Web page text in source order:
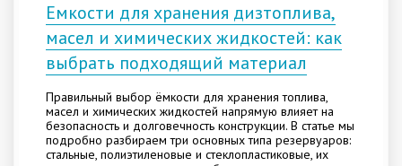
Емкости для хранения дизтоплива,
масел и химических жидкостей: как
выбрать подходящий материал
Правильный выбор ёмкости для хранения топлива,
масел и химических жидкостей напрямую влияет на
безопасность и долговечность конструкции. В статье мы
подробно разбираем три основных типа резервуаров:
стальные, полиэтиленовые и стеклопластиковые, их